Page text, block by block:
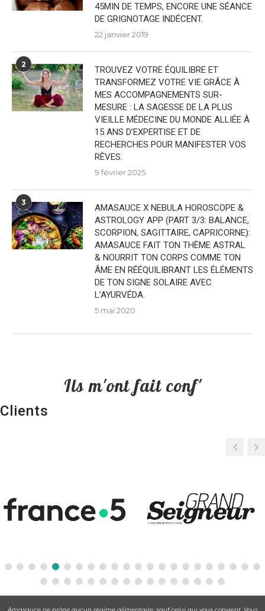
45MIN DE TEMPS, ENCORE UNE SÉANCE
DE GRIGNOTAGE INDÉCENT.
22 janvier 2019
2
TROUVEZ VOTRE ÉQUILIBRE ET
TRANSFORMEZ VOTRE VIE GRÂCE À
MES ACCOMPAGNEMENTS SUR-
MESURE : LA SAGESSE DE LA PLUS
VIEILLE MÉDECINE DU MONDE ALLIÉE À
15 ANS D’EXPERTISE ET DE
RECHERCHES POUR MANIFESTER VOS
RÊVES.
9 février 2025
3
AMASAUCE X NEBULA HOROSCOPE &
ASTROLOGY APP (PART 3/3: BALANCE,
SCORPION, SAGITTAIRE, CAPRICORNE):
AMASAUCE FAIT TON THÈME ASTRAL
& NOURRIT TON CORPS COMME TON
ÂME EN RÉÉQUILIBRANT LES ÉLÉMENTS
DE TON SIGNE SOLAIRE AVEC
L’AYURVÉDA.
5 mai 2020
Ils m'ont fait conf'
Clients
Amasauce ne prône aucun régime alimentaire, sauf celui qui vous convient. Vous